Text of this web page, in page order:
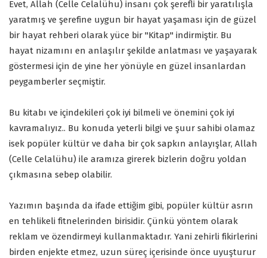
Evet, Allah (Celle Celalühu) insanı çok şerefli bir yaratılışla
yaratmış ve şerefine uygun bir hayat yaşaması için de güzel
bir hayat rehberi olarak yüce bir "Kitap" indirmiştir. Bu
hayat nizamını en anlaşılır şekilde anlatması ve yaşayarak
göstermesi için de yine her yönüyle en güzel insanlardan
peygamberler seçmiştir.
Bu kitabı ve içindekileri çok iyi bilmeli ve önemini çok iyi
kavramalıyız.. Bu konuda yeterli bilgi ve şuur sahibi olamaz
isek popüler kültür ve daha bir çok sapkın anlayışlar, Allah
(Celle Celalühu) ile aramıza girerek bizlerin doğru yoldan
çıkmasına sebep olabilir.
Yazımın başında da ifade ettiğim gibi, popüler kültür asrın
en tehlikeli fitnelerinden birisidir. Çünkü yöntem olarak
reklam ve özendirmeyi kullanmaktadır. Yani zehirli fikirlerini
birden enjekte etmez, uzun süreç içerisinde önce uyuşturur